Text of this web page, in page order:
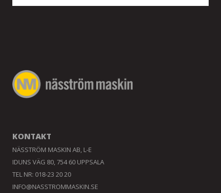
KONTAKT
NÄSSTRÖM MASKIN AB, L-E
IDUNS VÄG 80, 754 60 UPPSALA
TEL NR: 018-23 20 20
INFO@NASSTROMMASKIN.SE